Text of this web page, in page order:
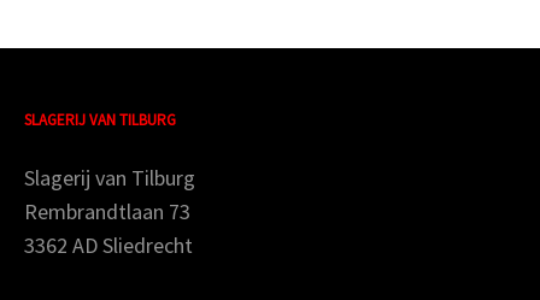
SLAGERIJ VAN TILBURG
Slagerij van Tilburg
Rembrandtlaan 73
3362 AD Sliedrecht